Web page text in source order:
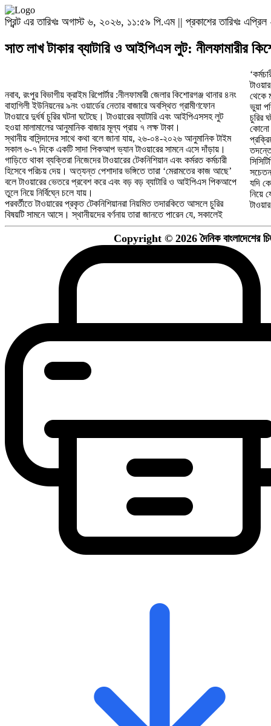
প্রিন্ট এর তারিখঃ অগাস্ট ৬, ২০২৬, ১১:৫৯ পি.এম || প্রকাশের তারিখঃ
সাত লাখ টাকার ব্যাটারি ও আইপিএস লুট: নীলফামারীর
নবাব, রংপুর বিভাগীয় ক্রাইম রিপোর্টার :নীলফামারী জেলার কিশোরগঞ্জ থানার ৪নং
বাহাগিলী ইউনিয়নের ৯নং ওয়ার্ডের নেতার বাজারে অবস্থিত গ্রামীণফোন
টাওয়ারে দুর্ধর্ষ চুরির ঘটনা ঘটেছে। টাওয়ারের ব্যাটারি এবং আইপিএসসহ লুট
হওয়া মালামালের আনুমানিক বাজার মূল্য প্রায় ৭ লক্ষ টাকা।
স্থানীয় বাসিন্দাদের সাথে কথা বলে জানা যায়, ২৬-০৪-২০২৬ আনুমানিক টাইম
সকাল ৬-৭ দিকে একটি সাদা পিকআপ ভ্যান টাওয়ারের সামনে এসে দাঁড়ায়।
গাড়িতে থাকা ব্যক্তিরা নিজেদের টাওয়ারের টেকনিশিয়ান এবং কর্মরত কর্মচারী
হিসেবে পরিচয় দেয়। অত্যন্ত পেশাদার ভঙ্গিতে তারা ‘মেরামতের কাজ আছে’
বলে টাওয়ারের ভেতরে প্রবেশ করে এবং বড় বড় ব্যাটারি ও আইপিএস পিকআপে
তুলে নিয়ে নির্বিঘ্নে চলে যায়।
পরবর্তীতে টাওয়ারের প্রকৃত টেকনিশিয়ানরা নিয়মিত তদারকিতে আসলে চুরির
বিষয়টি সামনে আসে। স্থানীয়দের বর্ণনায় তারা জানতে পারেন যে, সকালেই
থেকে
ভুয়া
চুরির
কোনো
যদি
নিয়ে
Copyright © 2026 দৈনিক